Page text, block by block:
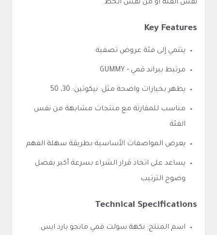
نفس الفئة أو من نفس الخط.
Key Features
ينتمي إلى فئة عروض تصفية
مرتبط ببراند قمي - GUMMY
يظهر بخيارات واضحة مثل: نيكوتين: 30، 50
مناسب للمقارنة مع منتجات مشابهة من نفس
الفئة
يعرض المواصفات الأساسية بطريقة سهلة الفهم
يساعد على اتخاذ قرار الشراء بسرعة أكبر بفضل
وضوح الترتيب
Technical Specifications
اسم المنتج: نكهة سولت قمي مانجو بارد ايس